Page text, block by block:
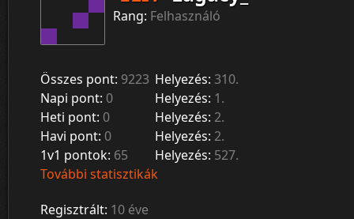
Rang: Felhasználó
Összes pont: 9223 Helyezés: 310.
Napi pont: 0 Helyezés: 1.
Heti pont: 0 Helyezés: 2.
Havi pont: 0 Helyezés: 2.
1v1 pontok: 65 Helyezés: 527.
További statisztikák
Regisztrált: 10 éve